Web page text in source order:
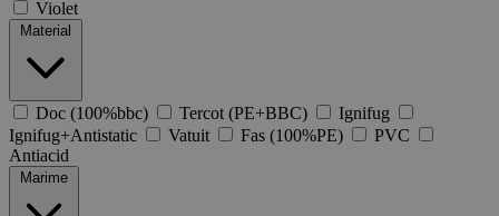
Violet
Material
Doc (100%bbc) Tercot (PE+BBC)
Ignifug
Ignifug+Antistatic
Vatuit Fas (100%PE)
PVC
Antiacid
Marime